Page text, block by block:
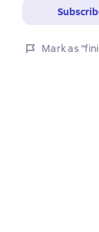
Mark as